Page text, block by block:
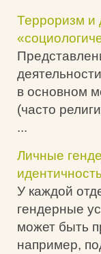
Терроризм и
в основном
(часто
...
Личные
У каждой
гендерные
может быть
например,